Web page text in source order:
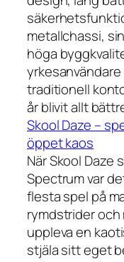
metallchassi,
höga
yrkesanvändare
traditionell
år blivit allt
Skool Daze –
öppet kaos
När Skool Daze
Spectrum var
flesta spel på
rymdstrider
uppleva en
stjäla sitt eget